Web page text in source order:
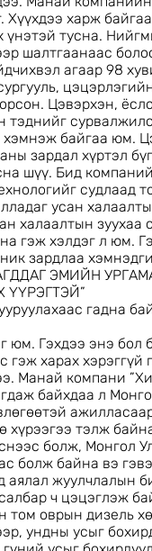
Хүүхдээ харж
тусна.
шалтгаанаас
агаар 98
Цэвэрхэн,
тэднийг
хэмнэж байгаа юм.
зардал хүртэл
шүү. Бид
судлаад
усан
халаалтын зуухаа
гэж хэлдэг л юм.
зардлаа
ЭМИЙН
гадна
юм. Гэхдээ энэ
гэж харах
Манай компани
байхдаа л
хүрээгээ тэлж
болж, Монгол
болж байна вэ
аялал жуулчлалын
ч цэцэглэж
том оврын дизель
ундны усыг